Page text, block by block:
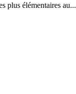
plus élémentaires au...